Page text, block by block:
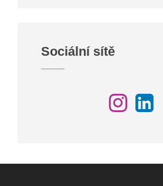
Sociální sítě